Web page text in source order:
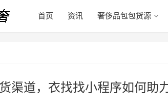
首页 资讯 奢侈品包包货源
渠道，衣找找小程序如何助